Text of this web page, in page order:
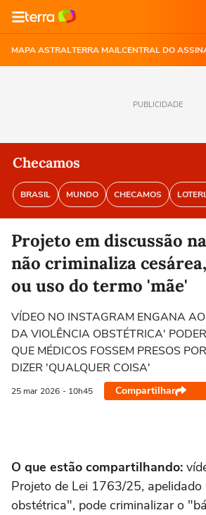
MAPA ASTRALTERRA MAILCENTRAL DO
PUBLICIDADE
Checamos
BRASIL MUNDO CHECAMOS
Projeto em discussão
não criminaliza
ou uso do termo 'mãe'
VÍDEO NO INSTAGRAM ENGANA
DA VIOLÊNCIA OBSTÉTRICA'
QUE MÉDICOS FOSSEM PRESOS
DIZER 'QUALQUER COISA'
25 mar 2026 - 10h45 Compartilhar
O que estão compartilhando:
Projeto de Lei 1763/25,
obstétrica", pode criminalizar o